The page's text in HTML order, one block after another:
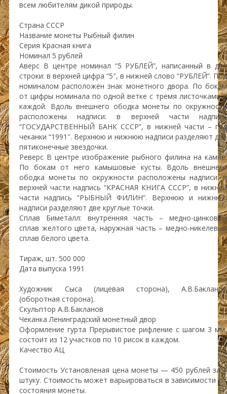
всем любителям дикой природы.
Страна СССР
Название монеты Рыбный филин
Серия Красная книга
Номинал 5 рублей
Аверс В центре номинал “5 РУБЛЕЙ”, написанный в две
строки: в верхней цифра “5″, в нижней слово “РУБЛЕЙ”. Под
номиналом расположен знак монетного двора. По бокам
от цифры номинала по одной ветке с тремя листочками в
каждой. Вдоль внешнего ободка монеты по окружности
расположены надписи: в верхней части надпись
“ГОСУДАРСТВЕННЫЙ БАНК СССР”, в нижней части – год
чеканки “1991″. Верхнюю и нижнюю надписи разделяют две
пятиконечные звездочки.
Реверс В центре изображение рыбного филина на камне.
По бокам от него камышовые кусты. Вдоль внешнего
ободка монеты по окружности расположены надписи: в
верхней части надпись “КРАСНАЯ КНИГА СССР”, в нижней
части надпись “РЫБНЫЙ ФИЛИН”. Верхнюю и нижнюю
надписи разделяют две круглые точки.
Сплав Биметалл: внутренняя часть – медно-цинковый
сплав желтого цвета, наружная часть – медно-никелевый
сплав белого цвета.
Тираж, шт. 500 000
Дата выпуска 1991
Художник Сыса (лицевая сторона), А.В.Бакланов
(оборотная сторона).
Скульптор А.В.Бакланов
Чеканка Ленинградский монетный двор
Оформление гурта Прерывистое рифление с шагом 3 мм,
состоит из 12 участков по 10 рисок в каждом.
Качество АЦ
Стоимость Установленая цена монеты — 450 рублей за 1
штуку. Стоимость может варьироваться в зависимости от
состояния монеты.